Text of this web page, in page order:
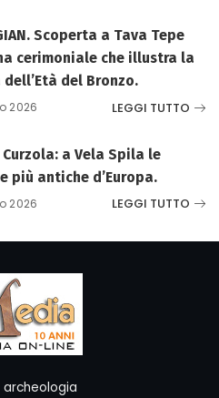
Scoperta a Tava Tepe
cerimoniale che illustra la
del Bronzo.
2026 LEGGI TUTTO
Curzola: a Vela Spila le
più antiche d’Europa.
2026 LEGGI TUTTO
archeologia